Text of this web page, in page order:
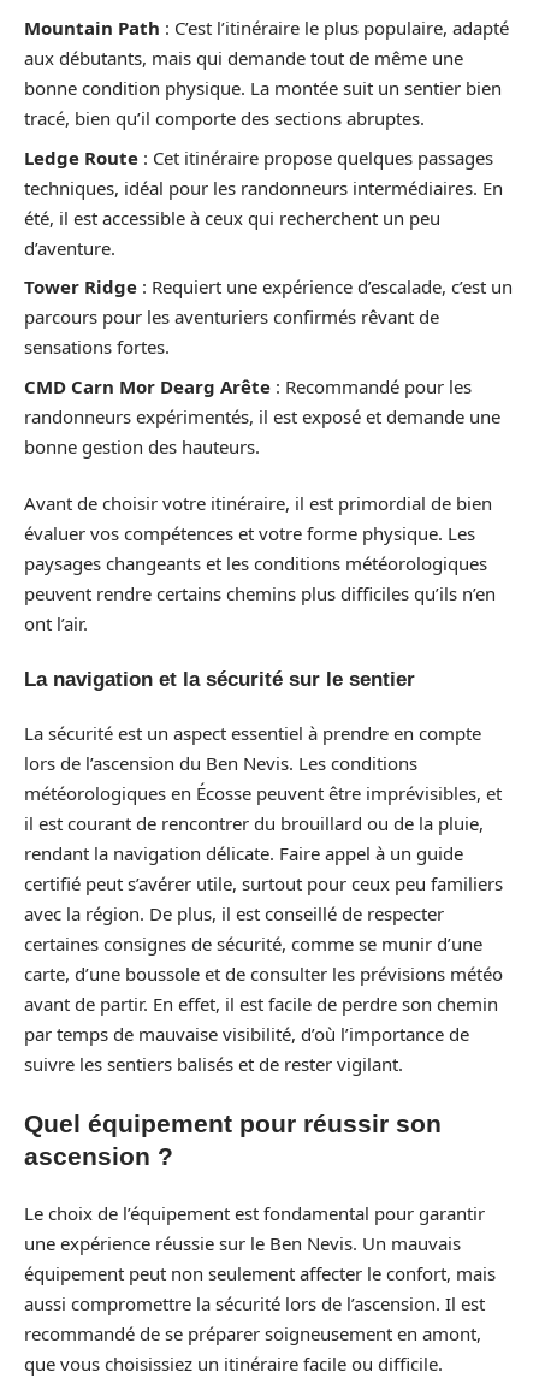
Mountain Path : C’est l’itinéraire le plus populaire, adapté
aux débutants, mais qui demande tout de même une
bonne condition physique. La montée suit un sentier bien
tracé, bien qu’il comporte des sections abruptes.
Ledge Route : Cet itinéraire propose quelques passages
techniques, idéal pour les randonneurs intermédiaires. En
été, il est accessible à ceux qui recherchent un peu
d’aventure.
Tower Ridge : Requiert une expérience d’escalade, c’est un
parcours pour les aventuriers confirmés rêvant de
sensations fortes.
CMD Carn Mor Dearg Arête : Recommandé pour les
randonneurs expérimentés, il est exposé et demande une
bonne gestion des hauteurs.
Avant de choisir votre itinéraire, il est primordial de bien
évaluer vos compétences et votre forme physique. Les
paysages changeants et les conditions météorologiques
peuvent rendre certains chemins plus difficiles qu’ils n’en
ont l’air.
La navigation et la sécurité sur le sentier
La sécurité est un aspect essentiel à prendre en compte
lors de l’ascension du Ben Nevis. Les conditions
météorologiques en Écosse peuvent être imprévisibles, et
il est courant de rencontrer du brouillard ou de la pluie,
rendant la navigation délicate. Faire appel à un guide
certifié peut s’avérer utile, surtout pour ceux peu familiers
avec la région. De plus, il est conseillé de respecter
certaines consignes de sécurité, comme se munir d’une
carte, d’une boussole et de consulter les prévisions météo
avant de partir. En effet, il est facile de perdre son chemin
par temps de mauvaise visibilité, d’où l’importance de
suivre les sentiers balisés et de rester vigilant.
Quel équipement pour réussir son
ascension ?
Le choix de l’équipement est fondamental pour garantir
une expérience réussie sur le Ben Nevis. Un mauvais
équipement peut non seulement affecter le confort, mais
aussi compromettre la sécurité lors de l’ascension. Il est
recommandé de se préparer soigneusement en amont,
que vous choisissiez un itinéraire facile ou difficile.